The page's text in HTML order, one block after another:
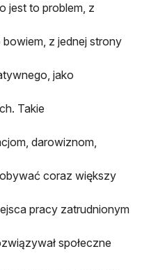
jest to problem, z
z jednej strony
jako
Takie
darowiznom,
coraz większy
pracy zatrudnionym
społeczne